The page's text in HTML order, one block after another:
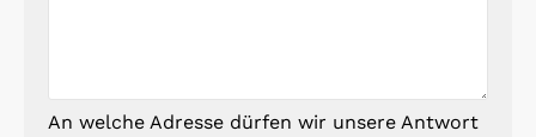
An welche Adresse dürfen wir unsere Antwort